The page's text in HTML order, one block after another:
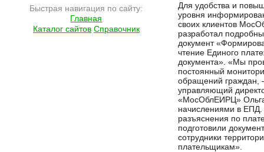
Быстрая навигация по сайту:
Главная
Каталог сайтов Справочник
Для удобства и
уровня
своих клиентов
разработал
документ
чтение Единого
документа». «Мы
постоянный
обращений граждан,
управляющий
«МосОблЕИРЦ»
начислениями в ЕПД.
разъяснения по
подготовили
сотрудники
плательщикам».